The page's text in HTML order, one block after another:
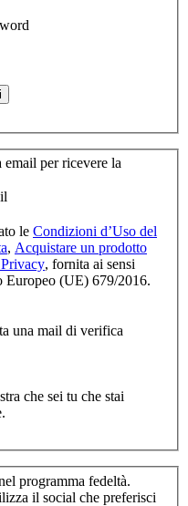
email per ricevere la
le Condizioni d’Uso del
, Acquistare un prodotto
, fornita ai sensi
Europeo (UE) 679/2016.
una mail di verifica
che sei tu che stai
programma fedeltà.
il social che preferisci